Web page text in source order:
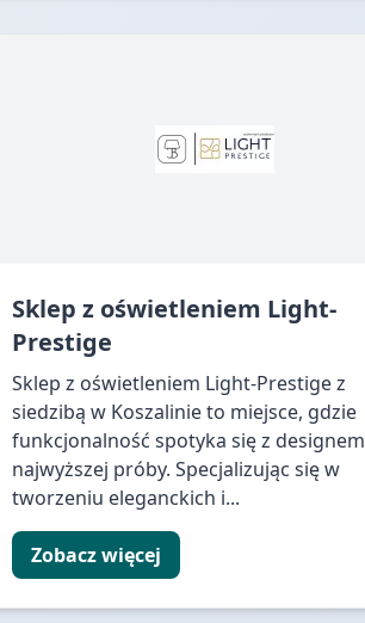
Sklep z oświetleniem Light-
Prestige
Sklep z oświetleniem Light-Prestige z
siedzibą w Koszalinie to miejsce, gdzie
funkcjonalność spotyka się z designem
najwyższej próby. Specjalizując się w
tworzeniu eleganckich i...
Zobacz więcej